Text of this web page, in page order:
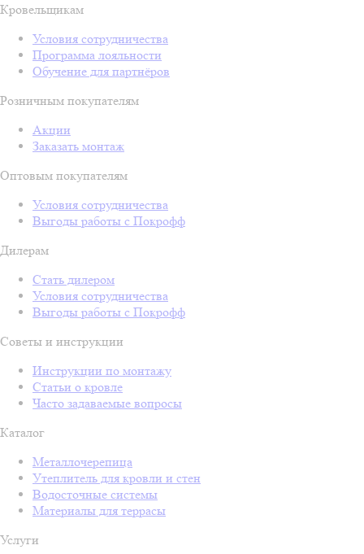
Кровельщикам
Условия сотрудничества
Программа лояльности
Обучение для партнёров
Розничным покупателям
Акции
Заказать монтаж
Оптовым покупателям
Условия сотрудничества
Выгоды работы с Покрофф
Дилерам
Стать дилером
Условия сотрудничества
Выгоды работы с Покрофф
Советы и инструкции
Инструкции по монтажу
Статьи о кровле
Часто задаваемые вопросы
Каталог
Металлочерепица
Утеплитель для кровли и стен
Водосточные системы
Материалы для террасы
Услуги